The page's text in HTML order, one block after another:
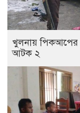
খুলনায় পিকআপের
আটক ২